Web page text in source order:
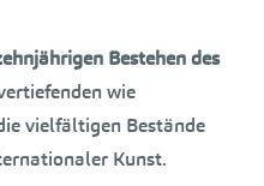
Bestehen des
wie
vielfältigen Bestände
Kunst.